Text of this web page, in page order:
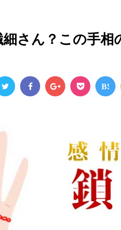
さん？この手相
B!